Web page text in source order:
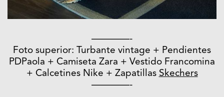
————-
Foto superior: Turbante vintage + Pendientes
PDPaola + Camiseta Zara + Vestido Francomina
+ Calcetines Nike + Zapatillas Skechers
————-